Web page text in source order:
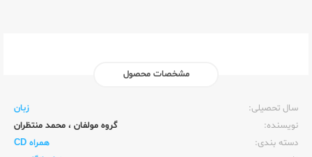
مشخصات محصول
سال تحصیلی:‌
زبان
نویسنده:‌
گروه مولفان ، محمد منتظران
دسته بندی:
همراه CD